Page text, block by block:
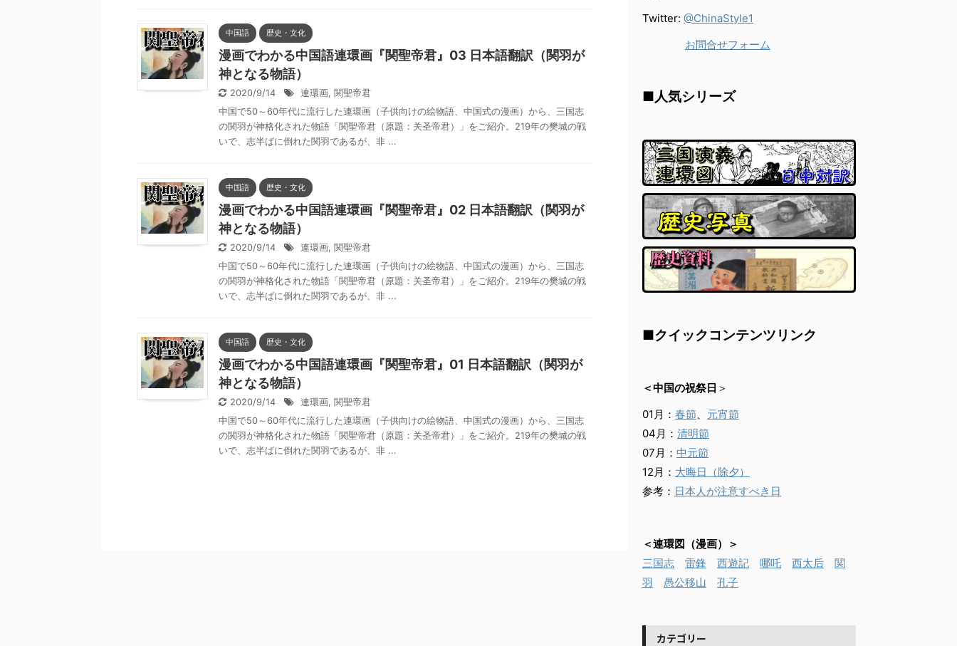
中国語 歴史・文化
漫画でわかる中国語連環画『関聖帝君』03 日本語翻訳（関羽が
神となる物語）
2020/9/14 連環画, 関聖帝君
中国で50～60年代に流行した連環画（子供向けの絵物語、中国式の漫画）から、三国志
の関羽が神格化された物語「関聖帝君（原題：关圣帝君）」をご紹介。219年の樊城の戦
いで、志半ばに倒れた関羽であるが、非 ...
中国語 歴史・文化
漫画でわかる中国語連環画『関聖帝君』02 日本語翻訳（関羽が
神となる物語）
2020/9/14 連環画, 関聖帝君
中国で50～60年代に流行した連環画（子供向けの絵物語、中国式の漫画）から、三国志
の関羽が神格化された物語「関聖帝君（原題：关圣帝君）」をご紹介。219年の樊城の戦
いで、志半ばに倒れた関羽であるが、非 ...
中国語 歴史・文化
漫画でわかる中国語連環画『関聖帝君』01 日本語翻訳（関羽が
神となる物語）
2020/9/14 連環画, 関聖帝君
中国で50～60年代に流行した連環画（子供向けの絵物語、中国式の漫画）から、三国志
の関羽が神格化された物語「関聖帝君（原題：关圣帝君）」をご紹介。219年の樊城の戦
いで、志半ばに倒れた関羽であるが、非 ...
Twitter: @ChinaStyle1
お問合せフォーム
■人気シリーズ
■クイックコンテンツリンク
＜中国の祝祭日 ＞
01月： 春節、 元宵節
04月： 清明節
07月： 中元節
12月： 大晦日（除夕）
参考： 日本人が注意すべき日
＜連環図（漫画）＞
三国志
雷鋒 西遊記 哪吒 西太后
関
羽
愚公移山 孔子
カテゴリー